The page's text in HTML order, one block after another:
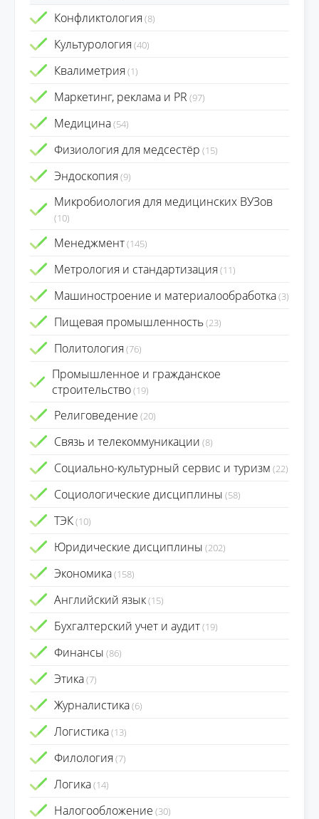
Конфликтология (8)
Культурология (40)
Квалиметрия (1)
Маркетинг, реклама и PR (97)
Медицина(54)
Физиология для медсестёр (15)
Эндоскопия (9)
Микробиология для медицинских ВУЗов
(10)
Менеджмент(145)
Метрология и стандартизация (11)
Машиностроение и материалообработка(3)
Пищевая промышленность(23)
Политология (76)
Промышленное и гражданское
строительство(19)
Религоведение (20)
Связь и телекоммуникации (8)
Социально-культурный сервис и туризм (22)
Социологические дисциплины (58)
ТЭК(10)
Юридические дисциплины (202)
Экономика(158)
Английский язык(15)
Бухгалтерский учет и аудит(19)
Финансы (86)
Этика(7)
Журналистика(6)
Логистика(13)
Филология (7)
Логика(14)
Налогообложение (30)